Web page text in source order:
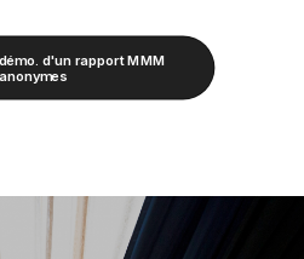
d'un rapport MMM
anonymes